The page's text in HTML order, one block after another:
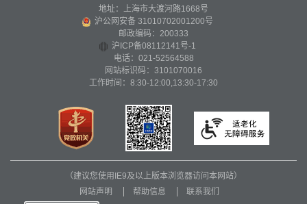
地址：上海市大渡河路1668号
沪公网安备 31010702001200号
邮政编码：200333
沪ICP备08112141号-1
电话：021-52564588
网站标识码：3101070016
工作时间：8:30-12:00,13:30-17:30
（建议您使用IE9及以上版本浏览器访问本网站）
网站声明
帮助信息 联系我们